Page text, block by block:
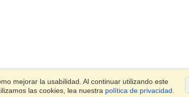
mejorar la usabilidad. Al continuar utilizando este
las cookies, lea nuestra política de privacidad